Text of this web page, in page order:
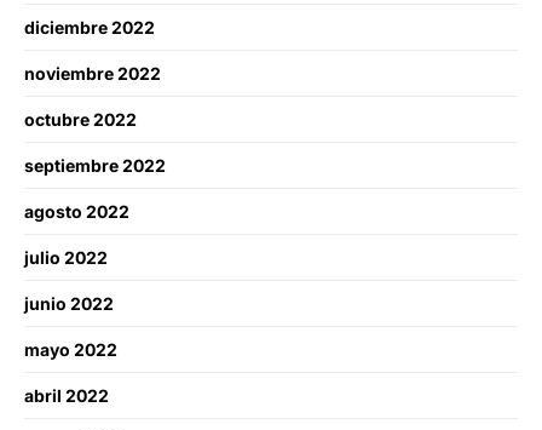
diciembre 2022
noviembre 2022
octubre 2022
septiembre 2022
agosto 2022
julio 2022
junio 2022
mayo 2022
abril 2022